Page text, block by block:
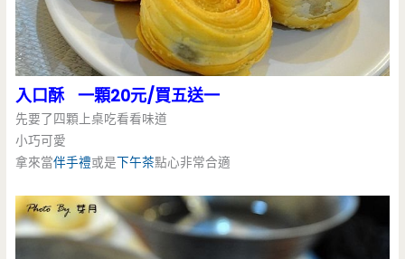
入口酥 一顆20元/買五送一
先要了四顆上桌吃看看味道
小巧可愛
拿來當伴手禮或是下午茶點心非常合適